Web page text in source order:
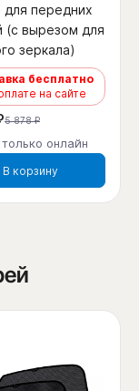
для передних
(с вырезом для
зеркала)
бесплатно
на сайте
5 878 ₽
онлайн
В корзину